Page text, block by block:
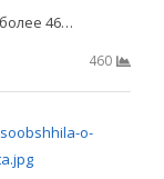
46…
460